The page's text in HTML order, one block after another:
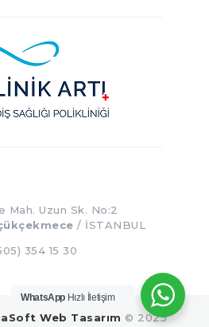
Mah. Uzun Sk. No:2
/ İSTANBUL
354 15 30
Web Tasarım © 2025
WhatsApp Hızlı İletişim